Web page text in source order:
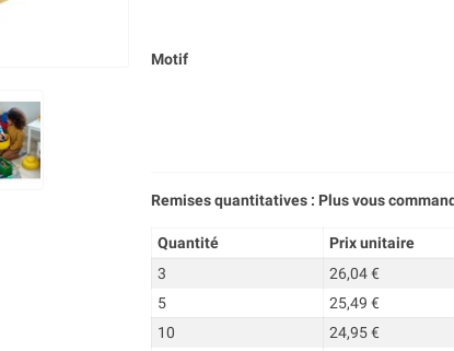
Motif
Remises quantitatives : Plus vous
Quantité Prix unitaire
3
26,04 €
5
25,49 €
10
24,95 €